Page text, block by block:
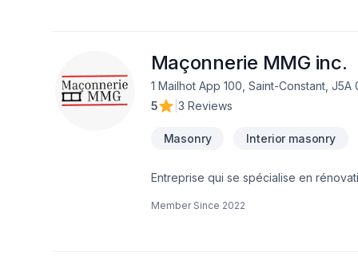
Maçonnerie MMG inc.
1 Mailhot App 100, Saint-Constant, J5A
5
3 Reviews
Masonry Interior masonry
Entreprise qui se spécialise en
Member Since 2022